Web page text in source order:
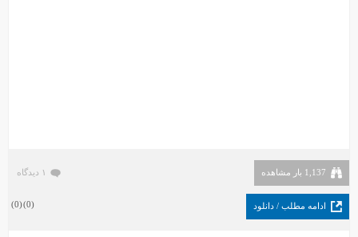
1,137 بار مشاهده ۱ دیدگاه
ادامه مطلب / دانلود (
0
)
(
0
)